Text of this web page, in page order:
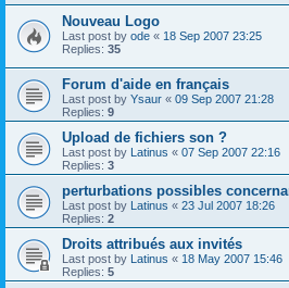
Nouveau Logo
Last post by ode « 18 Sep 2007 23:25
Replies: 35
Forum d'aide en français
Last post by Ysaur « 09 Sep 2007 21:28
Replies: 9
Upload de fichiers son ?
Last post by Latinus « 07 Sep 2007 22:16
Replies: 3
perturbations possibles
Last post by Latinus « 23 Jul 2007 18:26
Replies: 2
Droits attribués aux invités
Last post by Latinus « 18 May 2007 15:46
Replies: 5